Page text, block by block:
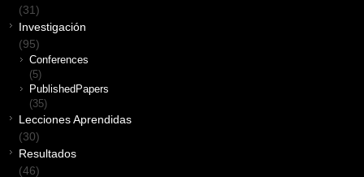
(31)
Investigación
(95)
Conferences
(5)
PublishedPapers
(35)
Lecciones Aprendidas
(30)
Resultados
(46)